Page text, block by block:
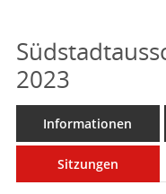
2023
Informationen
Sitzungen